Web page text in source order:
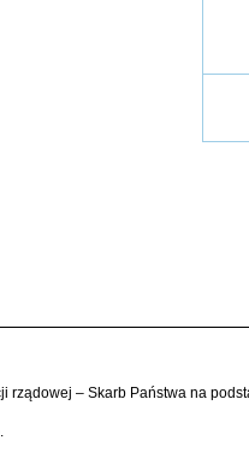
rządowej – Skarb Państwa na